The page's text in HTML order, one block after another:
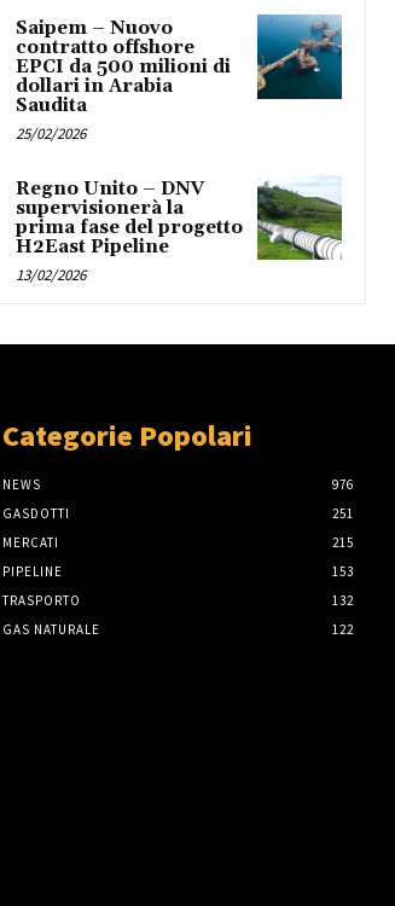
Saipem – Nuovo
contratto offshore
EPCI da 500 milioni di
dollari in Arabia
Saudita
25/02/2026
Regno Unito – DNV
supervisionerà la
prima fase del progetto
H2East Pipeline
13/02/2026
Categorie Popolari
NEWS
976
GASDOTTI
251
MERCATI
215
PIPELINE
153
TRASPORTO
132
GAS NATURALE
122